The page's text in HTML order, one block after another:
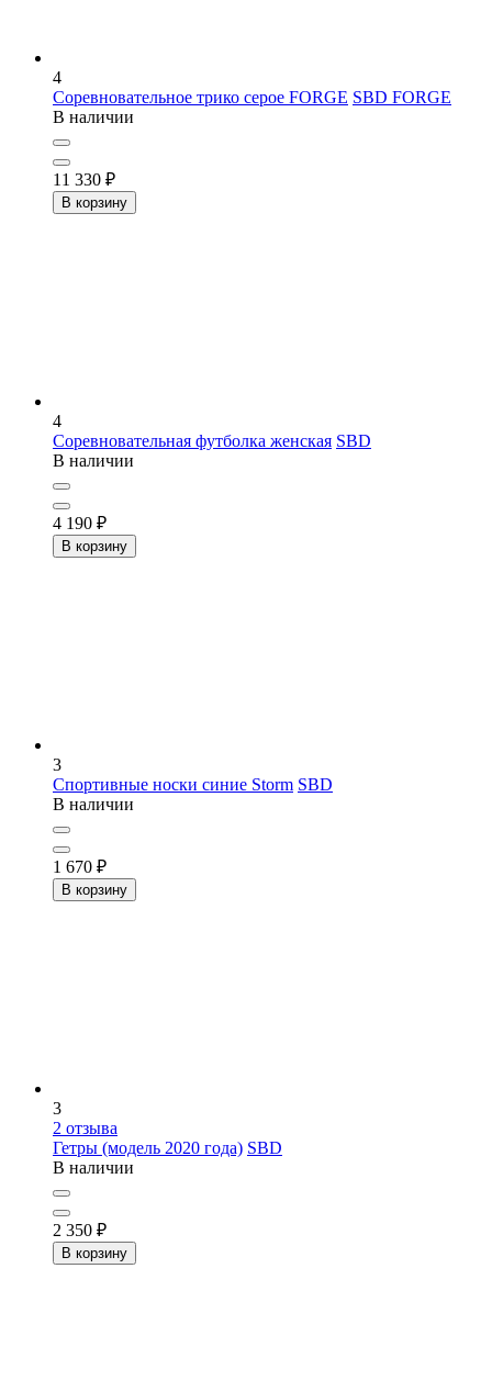
4
Соревновательное трико серое FORGE SBD FORGE
В наличии
11 330 ₽
В корзину
4
Соревновательная футболка женская SBD
В наличии
4 190 ₽
В корзину
3
Спортивные носки синие Storm SBD
В наличии
1 670 ₽
В корзину
3
2 отзыва
Гетры (модель 2020 года) SBD
В наличии
2 350 ₽
В корзину